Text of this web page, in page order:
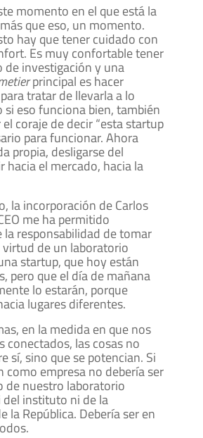
momento en el que está la
que eso, un momento.
hay que tener cuidado con
Es muy confortable tener
de investigación y una
principal es hacer
tratar de llevarla a lo
si eso funciona bien, también
coraje de decir “esta startup
para funcionar. Ahora
propia, desligarse del
hacia el mercado, hacia la
la incorporación de Carlos
me ha permitido
la responsabilidad de tomar
virtud de un laboratorio
startup, que hoy están
pero que el día de mañana
lo estarán, porque
lugares diferentes.
en la medida en que nos
conectados, las cosas no
sí, sino que se potencian. Si
como empresa no debería ser
de nuestro laboratorio
del instituto ni de la
la República. Debería ser en